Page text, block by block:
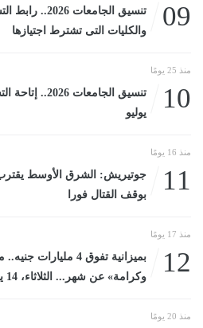
09
تنسيق
والكليات التى تشترط اجتيازها
منذ 25 يومًا
10
يوليو
منذ 16 يومًا
11
جوتيريش: الشرق الأوسط
بوقف القتال فورا
منذ 17 يومًا
12
بميزانية تفوق 4
وكرامة» عن شهر... الثلاثاء، 14 يوليو 2026 10:46 صـ
منذ 20 يومًا